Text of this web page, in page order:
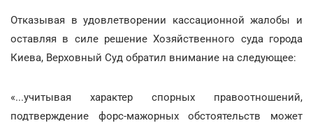
Отказывая в удовлетворении кассационной жалобы и
оставляя в силе решение Хозяйственного суда города
Киева, Верховный Суд обратил внимание на следующее:
«...учитывая характер спорных правоотношений,
подтверждение форс-мажорных обстоятельств может